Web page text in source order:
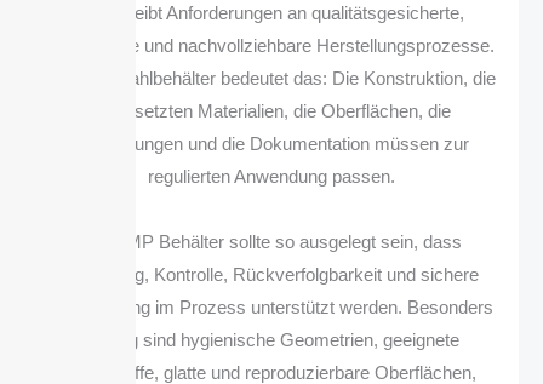
beschreibt Anforderungen an qualitätsgesicherte,
kontrollierte und nachvollziehbare Herstellungsprozesse.
Für Edelstahlbehälter bedeutet das: Die Konstruktion, die
eingesetzten Materialien, die Oberflächen, die
Verbindungen und die Dokumentation müssen zur
regulierten Anwendung passen.
Ein GMP Behälter sollte so ausgelegt sein, dass
Reinigung, Kontrolle, Rückverfolgbarkeit und sichere
Handhabung im Prozess unterstützt werden. Besonders
wichtig sind hygienische Geometrien, geeignete
Werkstoffe, glatte und reproduzierbare Oberflächen,